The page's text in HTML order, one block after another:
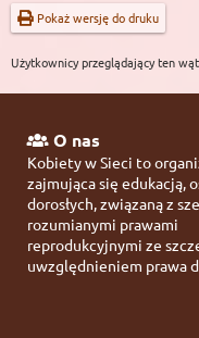
Pokaż wersję do druku
Użytkownicy przeglądający ten
O nas
Kobiety w Sieci to
zajmująca się edukacją,
dorosłych, związaną z
rozumianymi prawami
reprodukcyjnymi ze
uwzględnieniem prawa